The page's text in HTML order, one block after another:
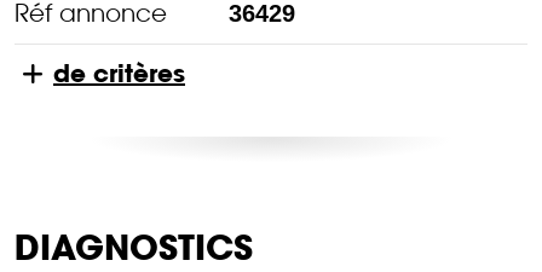
Réf annonce 36429
de critères
DIAGNOSTICS